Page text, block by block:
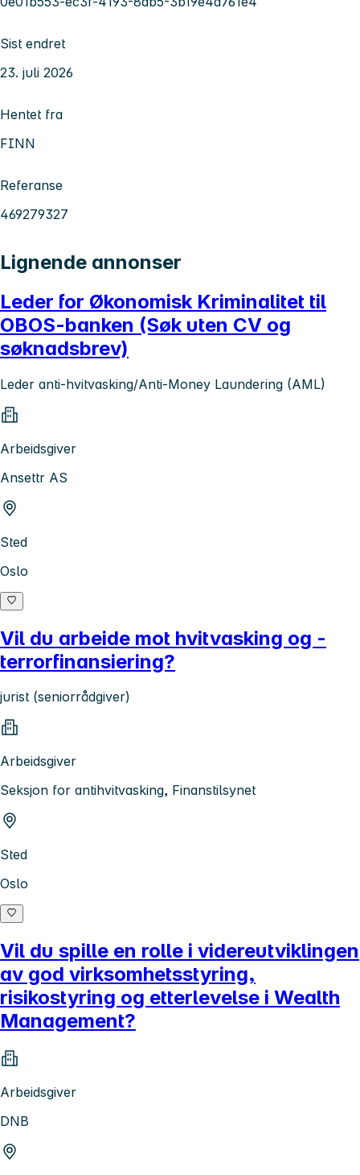
Sist endret
23. juli 2026
Hentet fra
FINN
Referanse
469279327
Lignende annonser
Leder for Økonomisk Kriminalitet til
OBOS-banken (Søk uten CV og
søknadsbrev)
Leder anti-hvitvasking/Anti-Money Laundering (AML)
Arbeidsgiver
Ansettr AS
Sted
Oslo
Vil du arbeide mot hvitvasking og -
terrorfinansiering?
jurist (seniorrådgiver)
Arbeidsgiver
Seksjon for antihvitvasking, Finanstilsynet
Sted
Oslo
Vil du spille en rolle i videreutviklingen
av god virksomhetsstyring,
risikostyring og etterlevelse i Wealth
Management?
Arbeidsgiver
DNB